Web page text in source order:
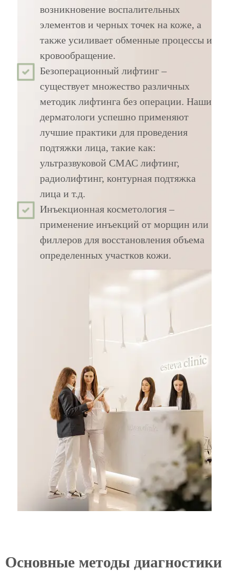
возникновение воспалительных
элементов и черных точек на коже, а
также усиливает обменные процессы и
кровообращение.
Безоперационный лифтинг –
существует множество различных
методик лифтинга без операции. Наши
дерматологи успешно применяют
лучшие практики для проведения
подтяжки лица, такие как:
ультразвуковой СМАС лифтинг,
радиолифтинг, контурная подтяжка
лица и т.д.
Инъекционная косметология –
применение инъекций от морщин или
филлеров для восстановления объема
определенных участков кожи.
Основные методы диагностики